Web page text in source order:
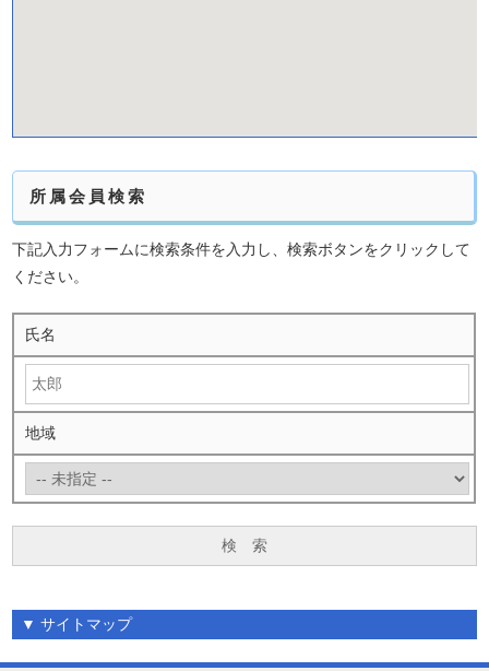
所属会員検索
下記入力フォームに検索条件を入力し、検索ボタンをクリックして
ください。
氏名
地域
▼ サイトマップ